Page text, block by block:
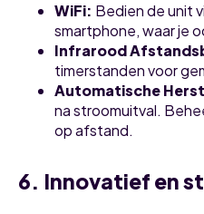
WiFi: Bedien de unit
smartphone, waar je
Infrarood
timerstanden voor
Automatische
na stroomuitval.
op afstand.
6. Innovatief en